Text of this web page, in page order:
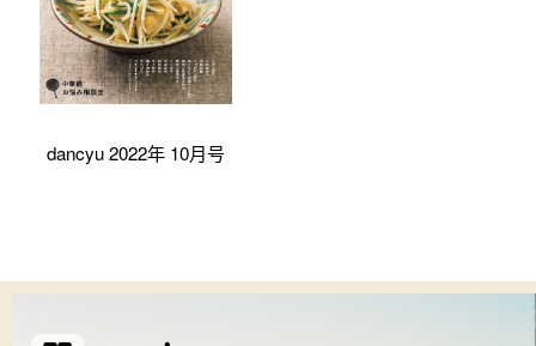
dancyu 2022年 10月号